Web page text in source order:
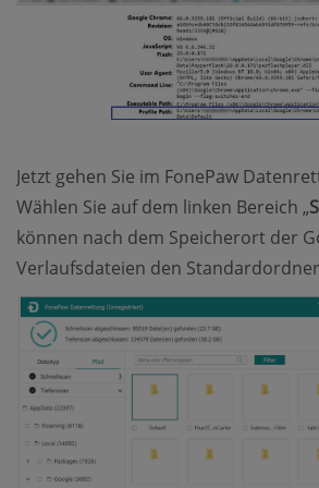
Jetzt gehen Sie im FonePaw
Wählen Sie auf dem linken Bereich „
können nach dem Speicherort der
Verlaufsdateien den